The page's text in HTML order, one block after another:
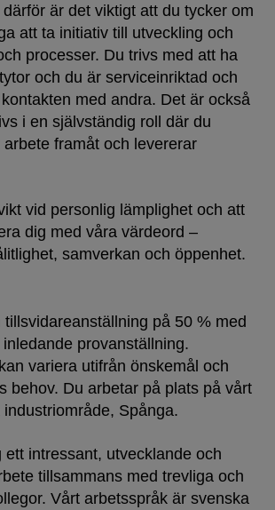
är det viktigt att du tycker om
att ta initiativ till utveckling och
processer. Du trivs med att ha
och du är serviceinriktad och
med andra. Det är också
i en självständig roll där du
framåt och levererar
vid personlig lämplighet och att
dig med våra värdeord –
samverkan och öppenhet.
på 50 % med
provanställning.
variera utifrån önskemål och
behov. Du arbetar på plats på vårt
Spånga.
ett intressant, utvecklande och
tillsammans med trevliga och
Vårt arbetsspråk är svenska